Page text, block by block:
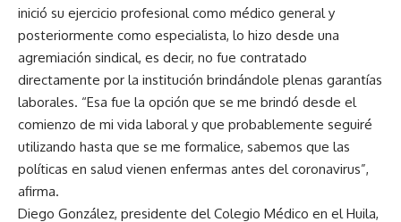
inició su ejercicio profesional como médico general y
posteriormente como especialista, lo hizo desde una
agremiación sindical, es decir, no fue contratado
directamente por la institución brindándole plenas garantías
laborales. “Esa fue la opción que se me brindó desde el
comienzo de mi vida laboral y que probablemente seguiré
utilizando hasta que se me formalice, sabemos que las
políticas en salud vienen enfermas antes del coronavirus”,
afirma.
Diego González, presidente del Colegio Médico en el Huila,